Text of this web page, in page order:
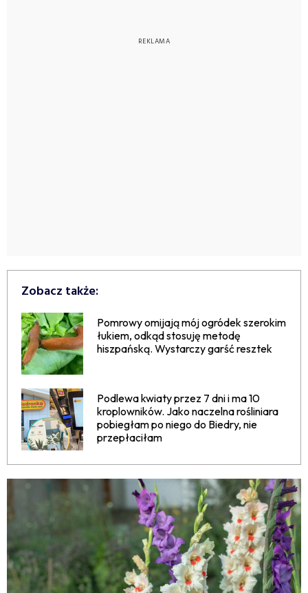
Zobacz także:
Pomrowy omijają mój ogródek szerokim
łukiem, odkąd stosuję metodę
hiszpańską. Wystarczy garść resztek
Podlewa kwiaty przez 7 dni i ma 10
kroplowników. Jako naczelna rośliniara
pobiegłam po niego do Biedry, nie
przepłaciłam